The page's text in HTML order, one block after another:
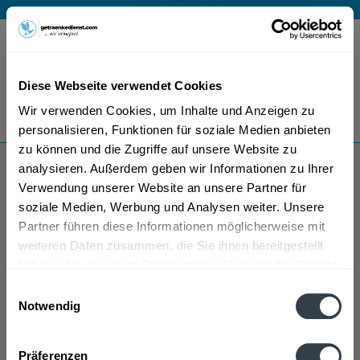
Diese Webseite verwendet Cookies
Wir verwenden Cookies, um Inhalte und Anzeigen zu
personalisieren, Funktionen für soziale Medien anbieten
zu können und die Zugriffe auf unsere Website zu
analysieren. Außerdem geben wir Informationen zu Ihrer
Verwendung unserer Website an unsere Partner für
soziale Medien, Werbung und Analysen weiter. Unsere
Partner führen diese Informationen möglicherweise mit
weiteren Daten zusammen, die Sie ihnen bereitgestellt
Notwendig
Präferenzen
Mo – Fr 9 – 17 Uhr
Menü
Bestellung widerrufen
Es gilt unsere Datenschutzerklärung
Butzelmann Kräuterlikör
Butzelmann Kräuterlikör wird in den folgenden
Regionen, Städten, Orten und Postleitzahl-Gebieten